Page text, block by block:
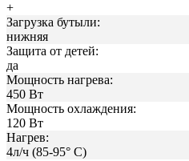
+
Загрузка бутыли:
нижняя
Защита от детей:
да
Мощность нагрева:
450 Вт
Мощность охлаждения:
120 Вт
Нагрев:
4л/ч (85-95° С)